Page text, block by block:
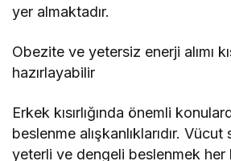
yer almaktadır.
Obezite ve yetersiz enerji alımı
hazırlayabilir
Erkek kısırlığında önemli
beslenme alışkanlıklarıdır. Vücut
yeterli ve dengeli beslenmek her